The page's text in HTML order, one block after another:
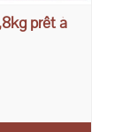
prêt à